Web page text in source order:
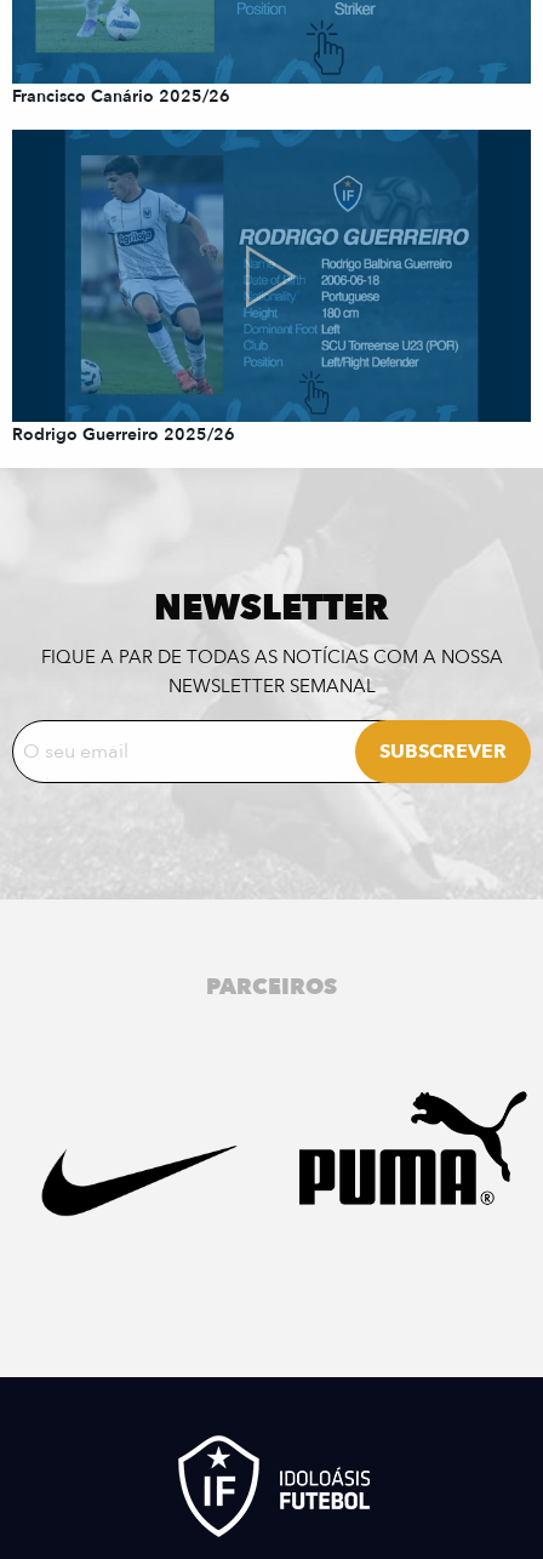
Francisco Canário 2025/26
Rodrigo Guerreiro 2025/26
NEWSLETTER
FIQUE A PAR DE TODAS AS NOTÍCIAS COM A NOSSA
NEWSLETTER SEMANAL
PARCEIROS